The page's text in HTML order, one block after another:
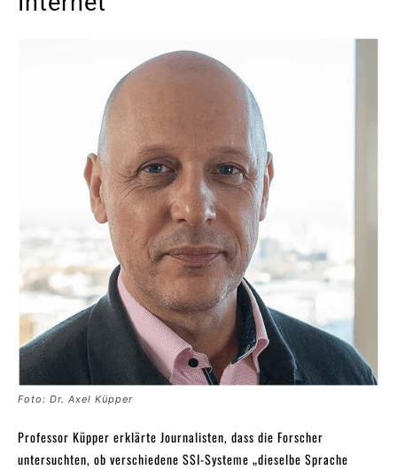
Foto: Dr. Axel Küpper
Professor Küpper erklärte Journalisten, dass die Forscher
untersuchten, ob verschiedene SSI-Systeme „dieselbe Sprache